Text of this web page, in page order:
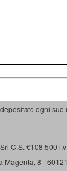
ogni suo
C.S. €108.500 i.v
Magenta, 8 -